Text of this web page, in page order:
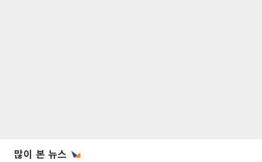
많이 본 뉴스